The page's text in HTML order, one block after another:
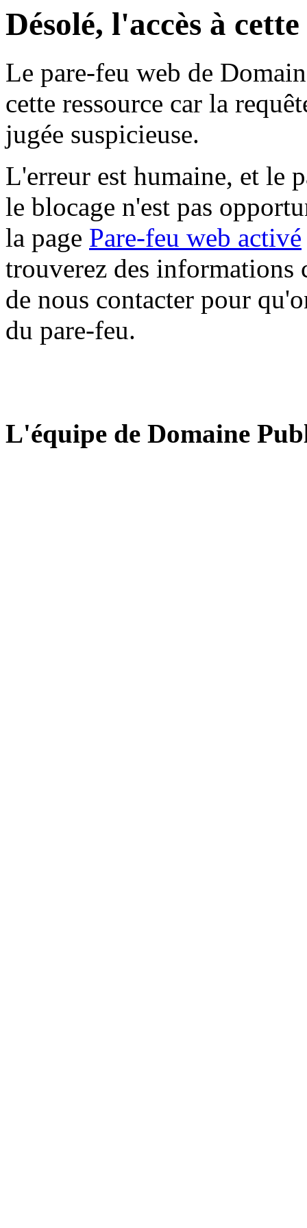
Désolé, l'accès à
Le pare-feu web de
cette ressource car la
jugée suspicieuse.
L'erreur est humaine, et le
le blocage n'est pas
la page Pare-feu web activé
trouverez des informations
de nous contacter pour
du pare-feu.
L'équipe de Domaine